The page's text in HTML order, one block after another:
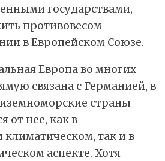
государствами,
противовесом
в Европейском Союзе.
Европа во многих
связана с Германией, в
страны
от нее, как в
климатическом, так и в
аспекте. Хотя